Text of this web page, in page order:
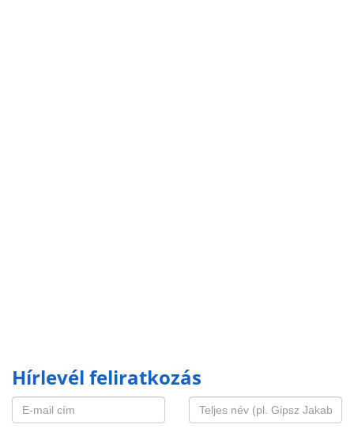
Hírlevél feliratkozás